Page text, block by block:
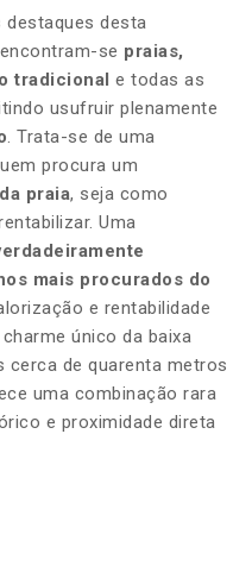
destaques desta
se praias,
tradicional e todas as
usufruir plenamente
. Trata-se de uma
procura um
praia, seja como
Uma
mais procurados do
e rentabilidade
único da baixa
cerca de quarenta metros
uma combinação rara
e proximidade direta